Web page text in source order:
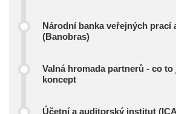
Národní banka veřejných prací
(Banobras)
Valná hromada partnerů - co to
koncept
Účetní a auditorský institut